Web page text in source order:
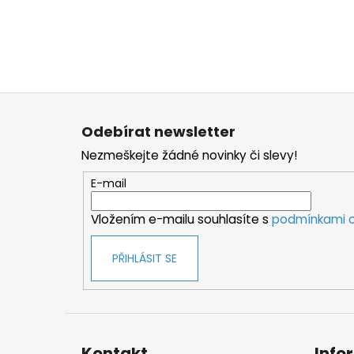
Z
Odebírat newsletter
Nezmeškejte žádné novinky či slevy!
E-mail
Vložením e-mailu souhlasíte s podmínkami
PŘIHLÁSIT SE